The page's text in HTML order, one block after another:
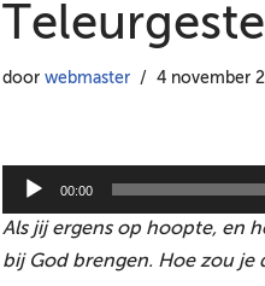
door webmaster 4 november
u
00:00
Als jij ergens op hoopte, en
bij God brengen. Hoe zou